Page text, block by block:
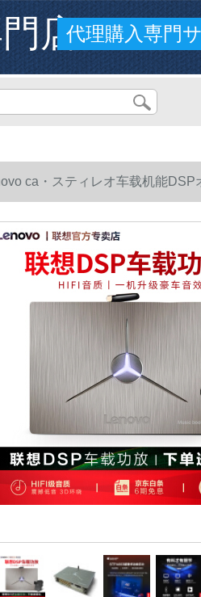
店代理購入専門
ca・スティレオ车载机能
大出力8路格レです。